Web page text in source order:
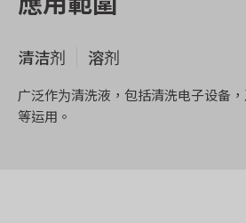
清洁剂 溶剂
广泛作为清洗液，包括清洗电子设备
等运用。